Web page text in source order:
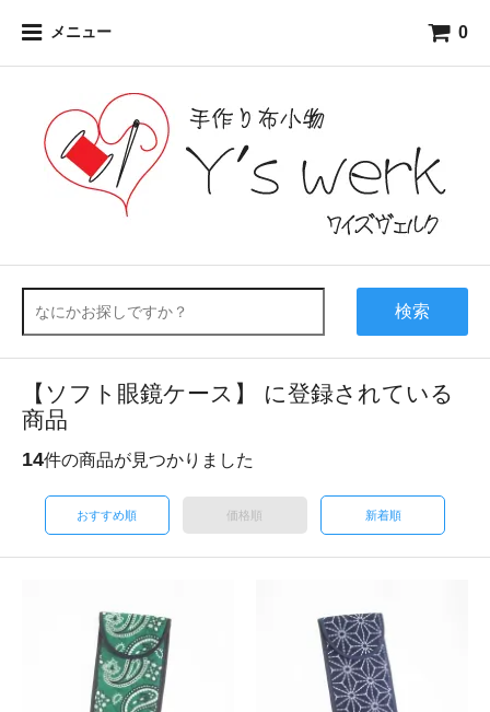
メニュー 0
検索
【ソフト眼鏡ケース】 に登録されている
商品
14件の商品が見つかりました
おすすめ順 価格順 新着順